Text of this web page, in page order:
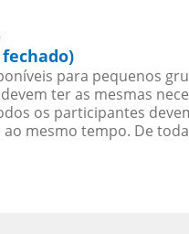
para pequenos
ter as mesmas
os participantes
mesmo tempo. De